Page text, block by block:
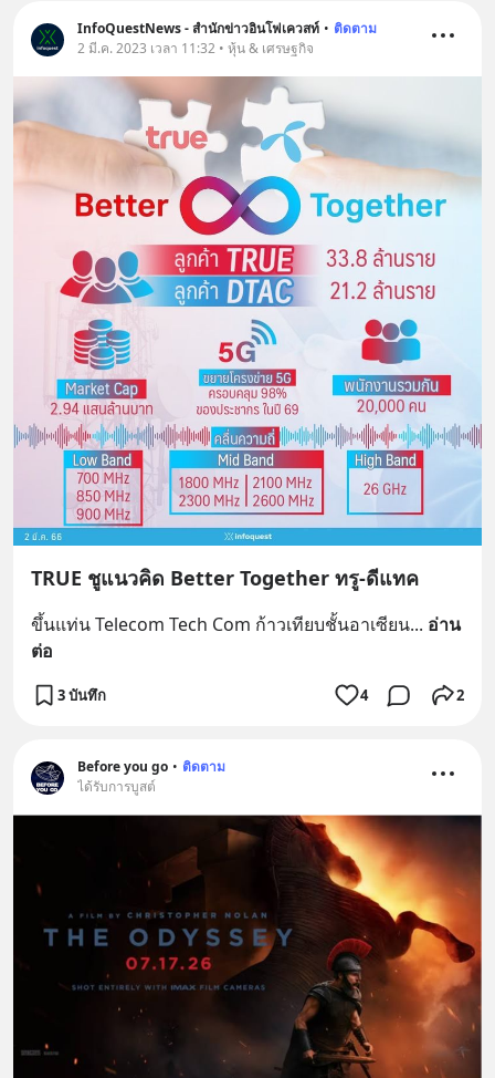
InfoQuestNews - สำนักข่าวอินโฟเควสท์ • ติดตาม
2 มี.ค. 2023 เวลา 11:32 • หุ้น & เศรษฐกิจ
TRUE ชูแนวคิด Better Together ทรู-ดีแทค
ขึ้นแท่น Telecom Tech Com ก้าวเทียบชั้นอาเซียน... อ่าน
ต่อ
3 บันทึก 4 2
Before you go • ติดตาม
ได้รับการบูสต์